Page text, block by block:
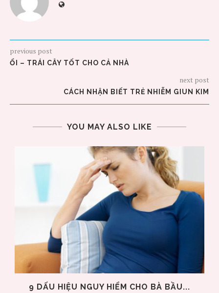
previous post
ỔI – TRÁI CÂY TỐT CHO CẢ NHÀ
next post
CÁCH NHẬN BIẾT TRẺ NHIỄM GIUN KIM
YOU MAY ALSO LIKE
9 DẤU HIỆU NGUY HIỂM CHO BÀ BẦU...